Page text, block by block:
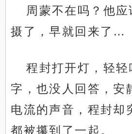
周蒙不在吗？他
摄了，早就回来了…
程封打开灯，轻轻
字，也没人回答，安
电流的声音，程封却
都被攥到了一起。